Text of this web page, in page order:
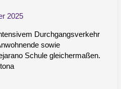
2025
Durchgangsverkehr
sowie
Schule gleichermaßen.